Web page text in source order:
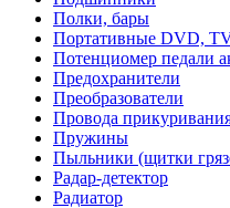
Полки, бары
Портативные DVD,
Потенциомер педали
Предохранители
Преобразователи
Провода
Пружины
Пыльники (щитки
Радар-детектор
Радиатор